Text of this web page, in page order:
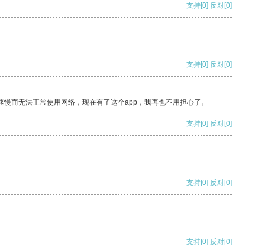
支持[0] 反对[0]
支持[0] 反对[0]
而无法正常使用网络，现在有了这个app，我再也不用担心了。
支持[0] 反对[0]
支持[0] 反对[0]
支持[0] 反对[0]